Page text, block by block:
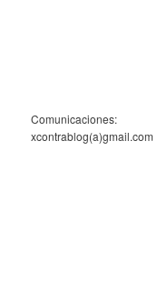
Comunicaciones:
xcontrablog(a)gmail.com